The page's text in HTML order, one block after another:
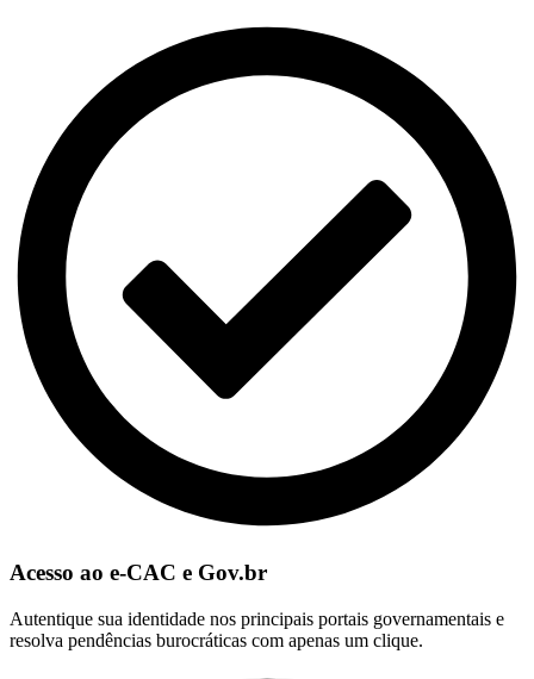
Acesso ao e-CAC e Gov.br
Autentique sua identidade nos principais portais governamentais e
resolva pendências burocráticas com apenas um clique.